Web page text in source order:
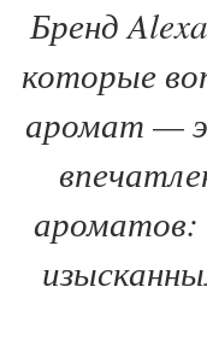
Бренд
которые
аромат —
ароматов: